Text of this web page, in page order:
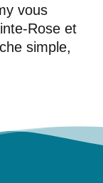
vous
Rose et
simple,